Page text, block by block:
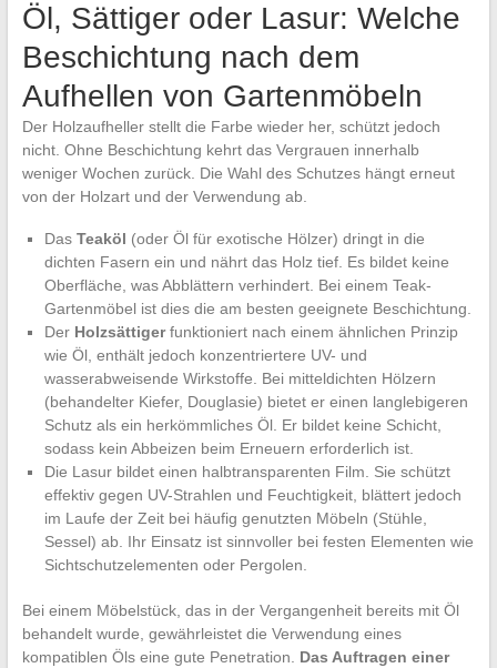
Öl, Sättiger oder Lasur: Welche
Beschichtung nach dem
Aufhellen von Gartenmöbeln
Der Holzaufheller stellt die Farbe wieder her, schützt jedoch
nicht. Ohne Beschichtung kehrt das Vergrauen innerhalb
weniger Wochen zurück. Die Wahl des Schutzes hängt erneut
von der Holzart und der Verwendung ab.
Das Teaköl (oder Öl für exotische Hölzer) dringt in die
dichten Fasern ein und nährt das Holz tief. Es bildet keine
Oberfläche, was Abblättern verhindert. Bei einem Teak-
Gartenmöbel ist dies die am besten geeignete Beschichtung.
Der Holzsättigerfunktioniert nach einem ähnlichen Prinzip
wie Öl, enthält jedoch konzentriertere UV- und
wasserabweisende Wirkstoffe. Bei mitteldichten Hölzern
(behandelter Kiefer, Douglasie) bietet er einen langlebigeren
Schutz als ein herkömmliches Öl. Er bildet keine Schicht,
sodass kein Abbeizen beim Erneuern erforderlich ist.
Die Lasur bildet einen halbtransparenten Film. Sie schützt
effektiv gegen UV-Strahlen und Feuchtigkeit, blättert jedoch
im Laufe der Zeit bei häufig genutzten Möbeln (Stühle,
Sessel) ab. Ihr Einsatz ist sinnvoller bei festen Elementen wie
Sichtschutzelementen oder Pergolen.
Bei einem Möbelstück, das in der Vergangenheit bereits mit Öl
behandelt wurde, gewährleistet die Verwendung eines
kompatiblen Öls eine gute Penetration. Das Auftragen einer